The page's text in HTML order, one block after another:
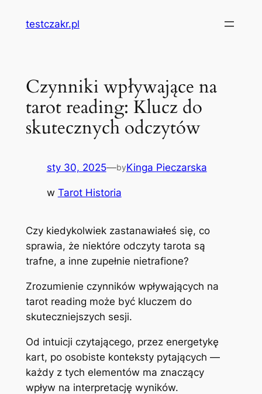
testczakr.pl
Czynniki wpływające na
tarot reading: Klucz do
skutecznych odczytów
sty 30, 2025—byKinga Pieczarska
w Tarot Historia
Czy kiedykolwiek zastanawiałeś się, co
sprawia, że niektóre odczyty tarota są
trafne, a inne zupełnie nietrafione?
Zrozumienie czynników wpływających na
tarot reading może być kluczem do
skuteczniejszych sesji.
Od intuicji czytającego, przez energetykę
kart, po osobiste konteksty pytających —
każdy z tych elementów ma znaczący
wpływ na interpretację wyników.